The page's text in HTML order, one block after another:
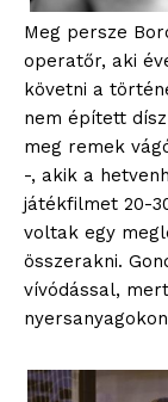
Meg persze
operatőr, aki
követni a
nem épített
meg remek
-, akik a
játékfilmet 20-
voltak egy
összerakni.
vívódással,